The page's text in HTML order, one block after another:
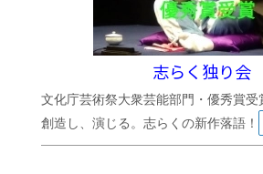
志らく独り会
文化庁芸術祭大衆芸能部門・優秀賞
創造し、演じる。志らくの新作落語！